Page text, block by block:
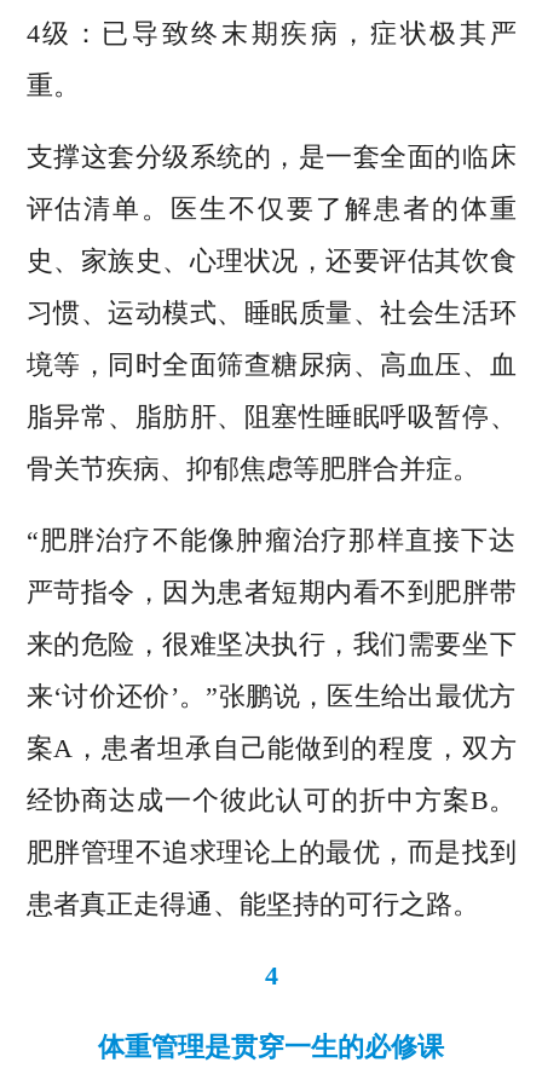
4级：已导致终末期疾病，症状极其严
重。
支撑这套分级系统的，是一套全面的临床
评估清单。医生不仅要了解患者的体重
史、家族史、心理状况，还要评估其饮食
习惯、运动模式、睡眠质量、社会生活环
境等，同时全面筛查糖尿病、高血压、血
脂异常、脂肪肝、阻塞性睡眠呼吸暂停、
骨关节疾病、抑郁焦虑等肥胖合并症。
“肥胖治疗不能像肿瘤治疗那样直接下达
严苛指令，因为患者短期内看不到肥胖带
来的危险，很难坚决执行，我们需要坐下
来‘讨价还价’。”张鹏说，医生给出最优方
案A，患者坦承自己能做到的程度，双方
经协商达成一个彼此认可的折中方案B。
肥胖管理不追求理论上的最优，而是找到
患者真正走得通、能坚持的可行之路。
4
体重管理是贯穿一生的必修课